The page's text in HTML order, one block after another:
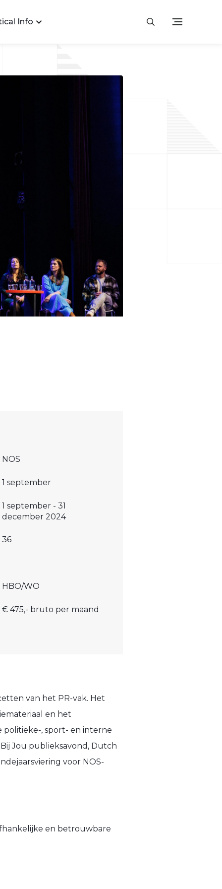
Info
NOS
1 september
1 september - 31
december 2024
36
HBO/WO
€ 475,- bruto per maand
van het PR-vak. Het
en het
politieke-, sport- en interne
Jou publieksavond, Dutch
voor NOS-
en betrouwbare